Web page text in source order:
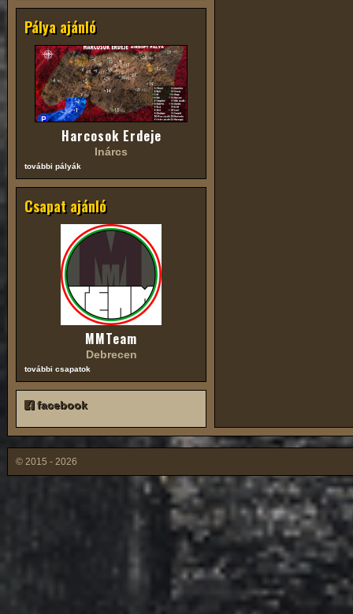
Pálya ajánló
Harcosok Erdeje
Inárcs
további pályák
Csapat ajánló
MMTeam
Debrecen
további csapatok
facebook
© 2015 - 2026